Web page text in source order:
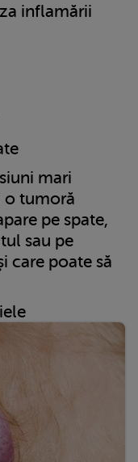
inflamării
mari
o tumoră
pe spate,
sau pe
care poate să